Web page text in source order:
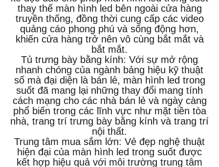
thay thế màn hình led bên ngoài cửa hàng
truyền thống, đồng thời cung cấp các video
quảng cáo phong phú và sống động hơn,
khiến cửa hàng trở nên vô cùng bắt mắt và
bắt mắt.
Tủ trưng bày bằng kính: Với sự mở rộng
nhanh chóng của ngành bảng hiệu kỹ thuật
số mà đại diện là bán lẻ, màn hình led trong
suốt đã mang lại những thay đổi mang tính
cách mạng cho các nhà bán lẻ và ngày càng
phổ biến trong các lĩnh vực như mặt tiền tòa
nhà, trang trí trưng bày bằng kính và trang trí
nội thất.
Trung tâm mua sắm lớn: Vẻ đẹp nghệ thuật
hiện đại của màn hình led trong suốt được
kết hợp hiệu quả với môi trường trung tâm